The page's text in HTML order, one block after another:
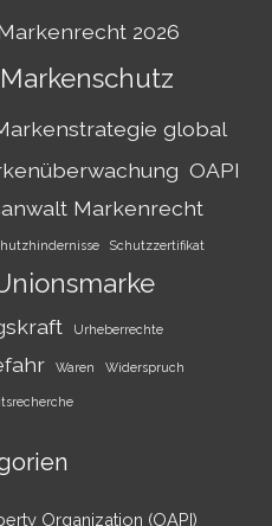
2026
Markenschutz
global
OAPI
Markenrecht
Schutzzertifikat
Urheberrechte
Waren Widerspruch
Organization (OAPI)